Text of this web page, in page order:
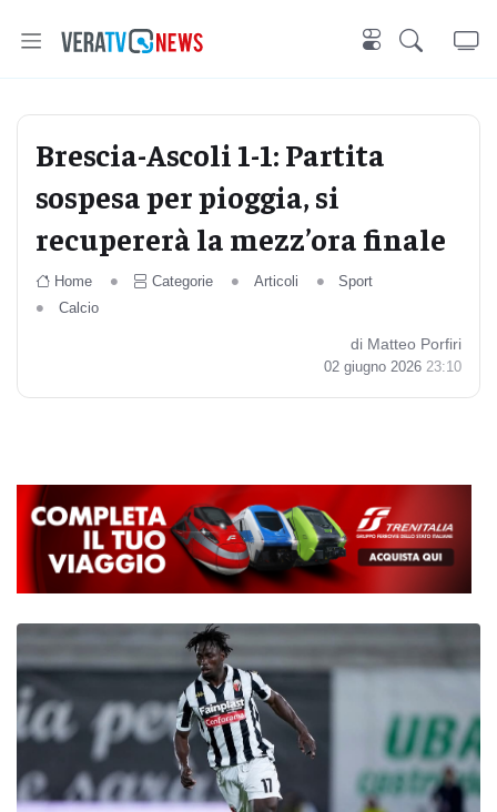
Brescia-Ascoli 1-1: Partita
sospesa per pioggia, si
recupererà la mezz’ora finale
Home Categorie Articoli
Sport
Calcio
di Matteo Porfiri
02 giugno 2026 23:10